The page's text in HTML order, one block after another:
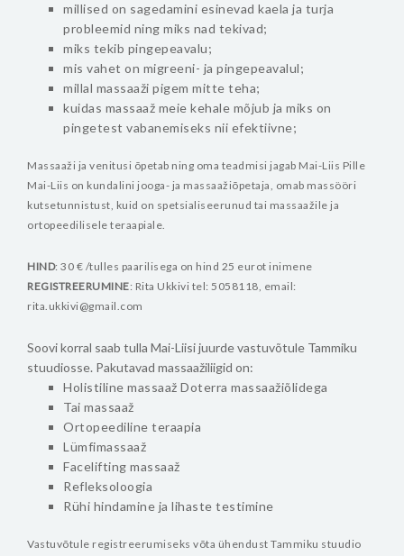
millised on sagedamini esinevad kaela ja turja
probleemid ning miks nad tekivad;
miks tekib pingepeavalu;
mis vahet on migreeni- ja pingepeavalul;
millal massaaži pigem mitte teha;
kuidas massaaž meie kehale mõjub ja miks on
pingetest vabanemiseks nii efektiivne;
Massaaži ja venitusi õpetab ning oma teadmisi jagab Mai-Liis Pille
Mai-Liis on kundalini jooga- ja massaažiõpetaja, omab massööri
kutsetunnistust, kuid on spetsialiseerunud tai massaažile ja
ortopeedilisele teraapiale.
HIND: 30 € /tulles paarilisega on hind 25 eurot inimene
REGISTREERUMINE: Rita Ukkivi tel: 5058118, email:
rita.ukkivi@gmail.com
Soovi korral saab tulla Mai-Liisi juurde vastuvõtule Tammiku
stuudiosse. Pakutavad massaažiliigid on:
Holistiline massaaž Doterra massaažiõlidega
Tai massaaž
Ortopeediline teraapia
Lümfimassaaž
Facelifting massaaž
Refleksoloogia
Rühi hindamine ja lihaste testimine
Vastuvõtule registreerumiseks võta ühendust Tammiku stuudio